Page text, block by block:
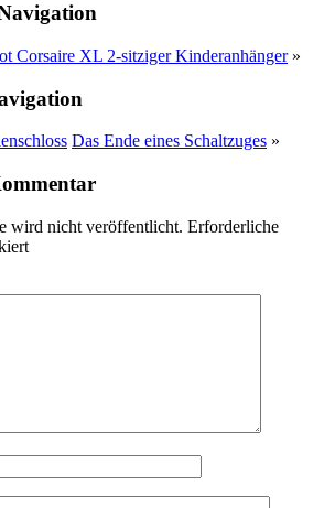
Corsaire XL 2-sitziger Kinderanhänger»
Das Ende eines Schaltzuges »
wird nicht veröffentlicht. Erforderliche